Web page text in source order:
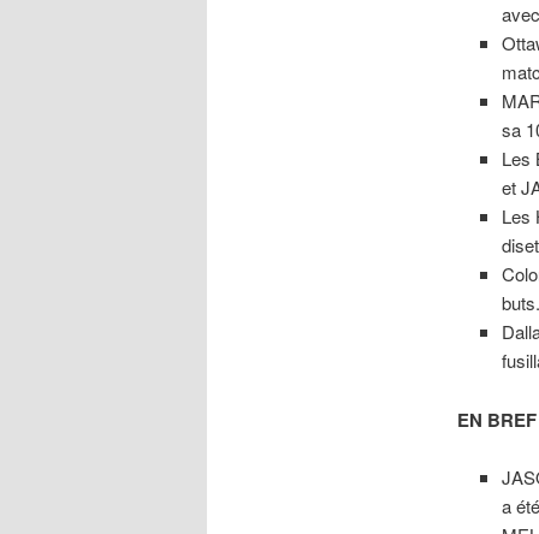
sa
Les
et
Les
EN BREF
a